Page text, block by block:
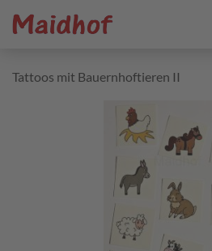
Tattoos mit Bauernhoftieren II